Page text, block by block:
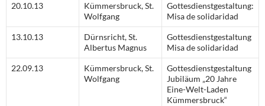
20.10.13
Kümmersbruck, St.
Wolfgang
Gottesdienstgestaltung:
Misa de solidaridad
13.10.13
Dürnsricht, St.
Albertus Magnus
Gottesdienstgestaltung
Misa de solidaridad
22.09.13
Kümmersbruck, St.
Wolfgang
Gottesdienstgestaltung
Jubiläum „20 Jahre
Eine-Welt-Laden
Kümmersbruck“